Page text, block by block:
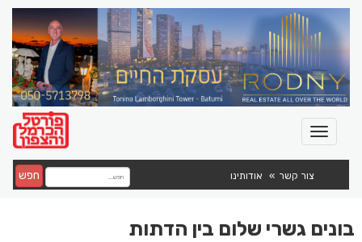
צור קשר אודותינו חפש
בונים גשרי שלום בין הדתות